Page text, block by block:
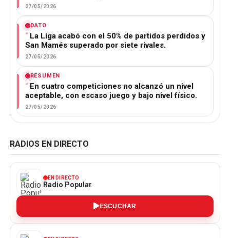
27/05/2026
DATO
La Liga acabó con el 50% de partidos perdidos y
San Mamés superado por siete rivales.
27/05/2026
RESUMEN
En cuatro competiciones no alcanzó un nivel
aceptable, con escaso juego y bajo nivel físico.
27/05/2026
RADIOS EN DIRECTO
EN DIRECTO
Radio Popular
ESCUCHAR